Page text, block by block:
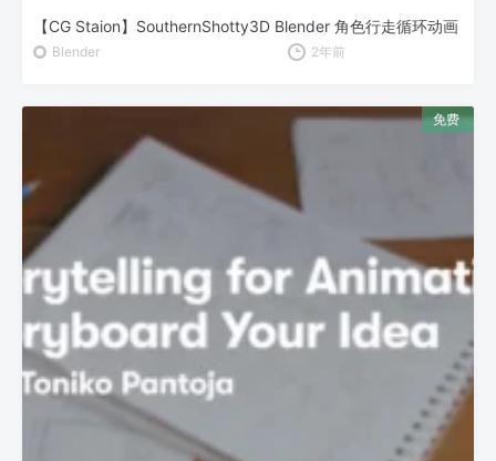
【CG Staion】SouthernShotty3D Blender 角色行走循环动画
Blender 2年前